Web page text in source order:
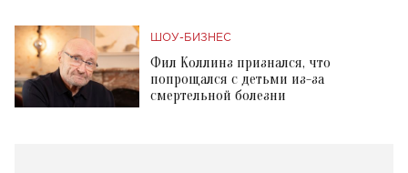
ШОУ-БИЗНЕС
Фил Коллинз признался, что
попрощался с детьми из-за
смертельной болезни